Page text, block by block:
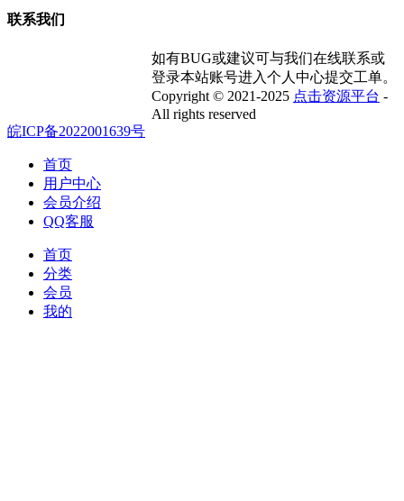
联系我们
如有BUG或建议可与我们在线联系或
登录本站账号进入个人中心提交工单。
Copyright © 2021-2025 点击资源平台 -
All rights reserved
皖ICP备2022001639号
首页
用户中心
会员介绍
QQ客服
首页
分类
会员
我的